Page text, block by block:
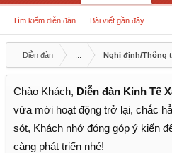
Tìm kiếm diễn đàn Bài viết gần đây
Diễn đàn Nghị định/Thông
Chào Khách, Diễn đàn Kinh Tế
vừa mới hoạt động trở lại, chắc
sót, Khách nhớ đóng góp ý kiến
càng phát triển nhé!